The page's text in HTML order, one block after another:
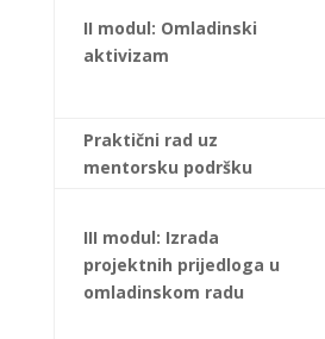
II modul: Omladinski
aktivizam
Praktični rad uz
mentorsku podršku
III modul: Izrada
projektnih prijedloga u
omladinskom radu